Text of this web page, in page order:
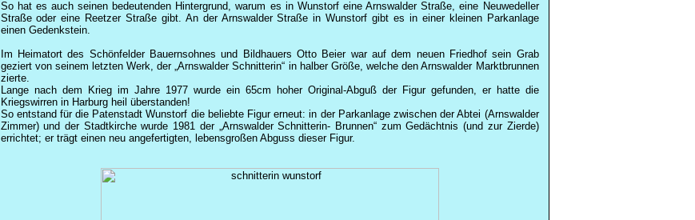
So hat es auch seinen bedeutenden Hintergrund, warum es in Wunstorf eine Arnswalder Straße, eine Neuwedeller
Straße oder eine Reetzer Straße gibt. An der Arnswalder Straße in Wunstorf gibt es in einer kleinen Parkanlage
einen Gedenkstein.
Im Heimatort des Schönfelder Bauernsohnes und Bildhauers Otto Beier war auf dem neuen Friedhof sein Grab
geziert von seinem letzten Werk, der „Arnswalder Schnitterin“ in halber Größe, welche den Arnswalder Marktbrunnen
zierte.
Lange nach dem Krieg im Jahre 1977 wurde ein 65cm hoher Original-Abgußder Figur gefunden, er hatte die
Kriegswirren in Harburg heil überstanden!
So entstand für die Patenstadt Wunstorf die beliebte Figur erneut: in der Parkanlage zwischen der Abtei (Arnswalder
Zimmer) und der Stadtkirche wurde 1981 der „Arnswalder Schnitterin- Brunnen“ zum Gedächtnis (und zur Zierde)
errichtet; er trägt einen neu angefertigten, lebensgroßen Abguss dieser Figur.